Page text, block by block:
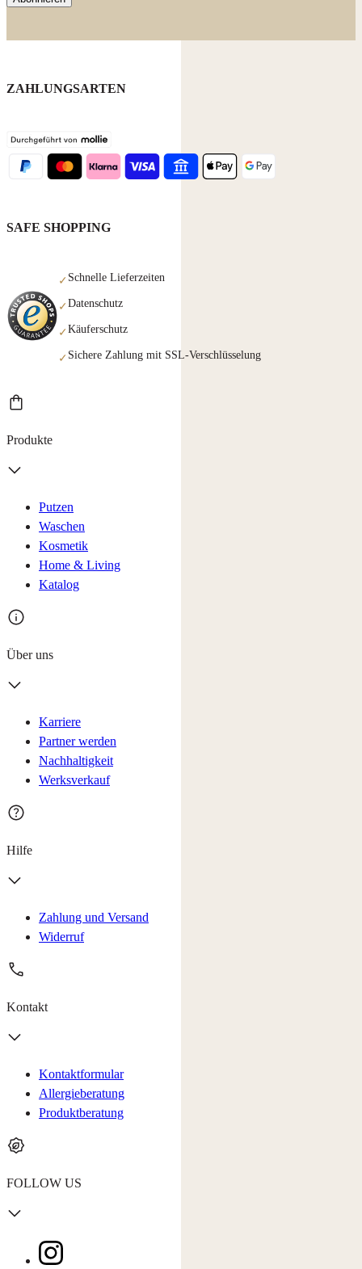
ZAHLUNGSARTEN
SAFE SHOPPING
✓ Schnelle Lieferzeiten
✓Datenschutz
✓Käuferschutz
✓ Sichere Zahlung mit SSL-Verschlüsselung
Produkte
Putzen
Waschen
Kosmetik
Home & Living
Katalog
Über uns
Karriere
Partner werden
Nachhaltigkeit
Werksverkauf
Hilfe
Zahlung und Versand
Widerruf
Kontakt
Kontaktformular
Allergieberatung
Produktberatung
FOLLOW US